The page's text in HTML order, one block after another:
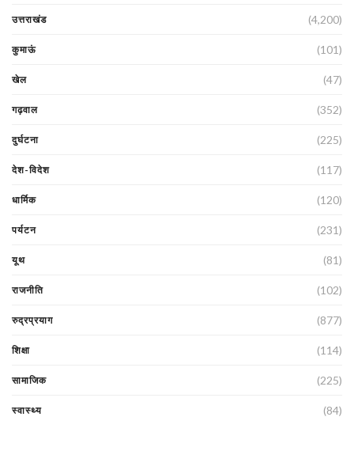
उत्तराखंड (4,200)
कुमाऊं (101)
खेल (47)
गढ़वाल (352)
दुर्घटना (225)
देश-विदेश (117)
धार्मिक (120)
पर्यटन (231)
यूथ (81)
राजनीति (102)
रुद्रप्रयाग (877)
शिक्षा (114)
सामाजिक (225)
स्वास्थ्य (84)